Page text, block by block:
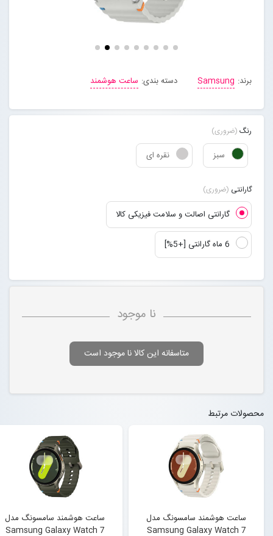
پیگیری سفارشات
برند: Samsung دسته بندی: ساعت هوشمند
رنگ (ضروری)
سبز نقره ای
گارانتی (ضروری)
گارانتی اصالت و سلامت فیزیکی کالا
6 ماه گارانتی [+5%]
نا موجود
متاسفانه این کالا نا موجود است
محصولات مرتبط
ساعت هوشمند سامسونگ مدل
Samsung Galaxy Watch 7
ساعت هوشمند سامسونگ مدل
Samsung Galaxy Watch 7